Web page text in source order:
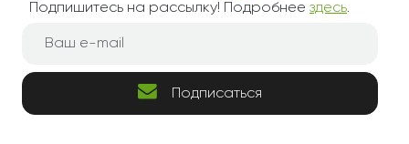
Подпишитесь на рассылку! Подробнее здесь.
Подписаться